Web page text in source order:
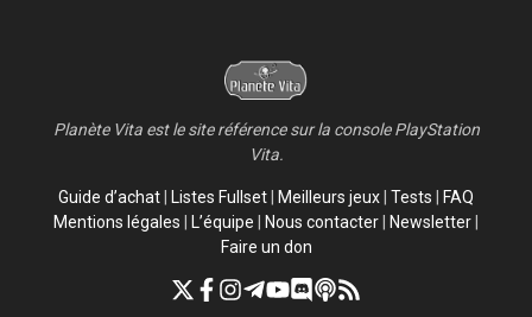
Planète Vita est le site référence sur la console PlayStation
Vita.
Guide d’achat Listes Fullset Meilleurs jeux Tests
FAQ
Mentions légales
L’équipe Nous contacter Newsletter
Faire un don